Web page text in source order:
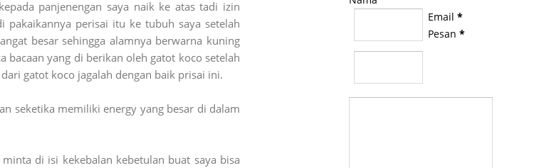
panjenengan saya naik ke atas tadi izin
pakaikannya perisai itu ke tubuh saya setelah
besar sehingga alamnya berwarna kuning
bacaan yang di berikan oleh gatot koco setelah
gatot koco jagalah dengan baik prisai ini.
seketika memiliki energy yang besar di dalam
di isi kekebalan kebetulan buat saya bisa
Email*
Pesan*